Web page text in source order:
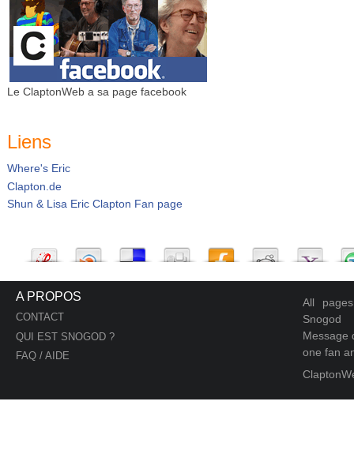
Le ClaptonWeb a sa page facebook
Liens
Where's Eric
Clapton.de
Shun & Lisa Eric Clapton Fan page
A PROPOS
CONTACT
QUI EST SNOGOD ?
FAQ / AIDE
All
Snogod
Message
one fan